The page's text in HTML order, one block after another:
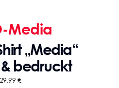
Media
„Media“
bedruckt
29,99 €